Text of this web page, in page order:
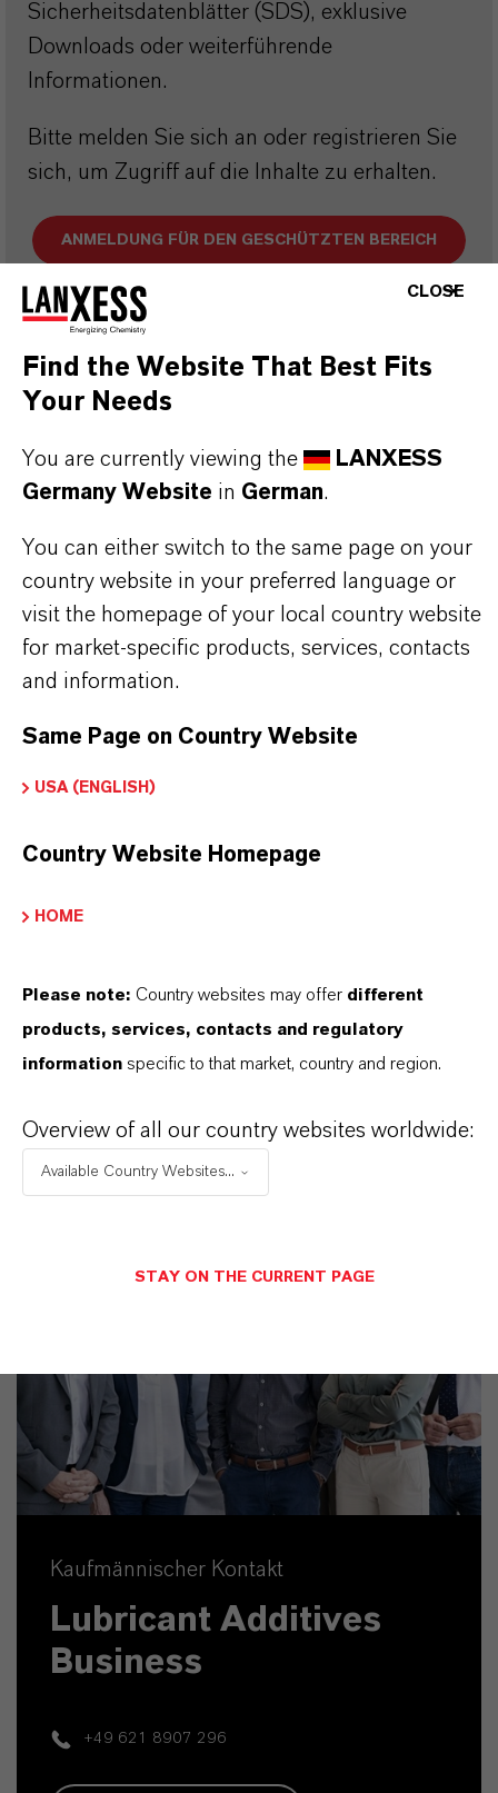
Sicherheitsdatenblätter (SDS), exklusive
Downloads oder weiterführende
Informationen.
Bitte melden Sie sich an oder registrieren Sie
sich, um Zugriff auf die Inhalte zu erhalten.
ANMELDUNG FÜR DEN GESCHÜTZTEN BEREICH
DARUMLANXESS!
Als führendes Spezialchemieunternehmen bieten
wir weit mehr als nur hochwertige Produkte: Wir
stehen für Zuverlässigkeit, Innovationskraft und
partnerschaftliches Denken. Im Mittelpunkt
unseres Handelns stehen jedoch Sie: unsere
Kunden. Unsere Kunden profitieren von
und einem tiefen Verständnis ihrer Märkte. Hier
finden Sie gleich elf überzeugende Gründe, warum
ist.
IM MITTELPUNKT STEHEN SIE: UNSERE
11 Gründe, warum LANXESS der richtige
Partner für Ihr Unternehmen ist
Kaufmännischer Kontakt
Lubricant Additives
Business
+49 621 8907 296
CLOSE
Find the Website That Best Fits
Your Needs
You are currently viewing the
LANXESS
Germany Website in German.
You can either switch to the same page on your
country website in your preferred language or
visit the homepage of your local country website
for market-specific products, services, contacts
and information.
Same Page on Country Website
USA (ENGLISH)
Country Website Homepage
HOME
Please note: Country websites may offer different
products, services, contacts and regulatory
information specific to that market, country and region.
Overview of all our country websites worldwide:
Available Country Websites...
STAY ON THE CURRENT PAGE